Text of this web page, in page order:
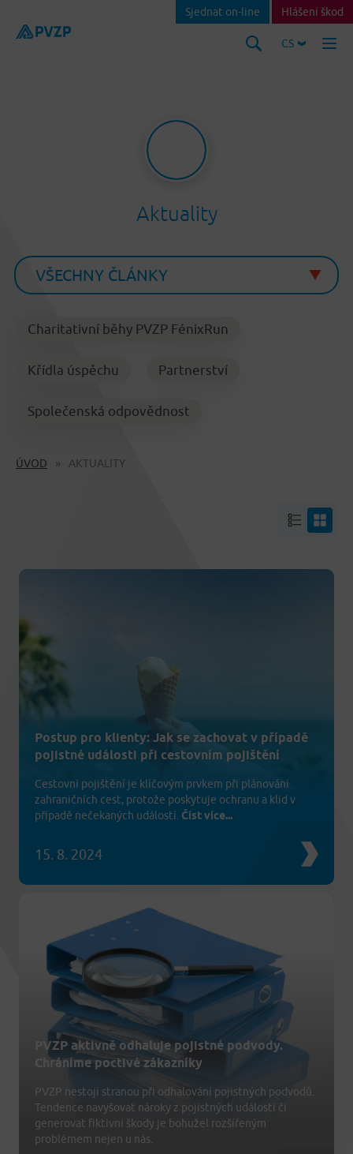
CS
Sjednat on-line Hlášení škod
Aktuality
Charitativní běhy PVZP FénixRun
Křídla úspěchu Partnerství
Společenská odpovědnost
ÚVOD AKTUALITY
Postup pro klienty: Jak se zachovat v případě
pojistné události při cestovním pojištění
Cestovní pojištění je klíčovým prvkem při plánování
zahraničních cest, protože poskytuje ochranu a klid v
případě nečekaných událostí. Číst více...
15. 8. 2024
PVZP aktivně odhaluje pojistné podvody.
Chráníme poctivé zákazníky
PVZP nestojí stranou při odhalování pojistných podvodů.
Tendence navyšovat nároky z pojistných událostí či
generovat fiktivní škody je bohužel rozšířeným
problémem nejen u nás.